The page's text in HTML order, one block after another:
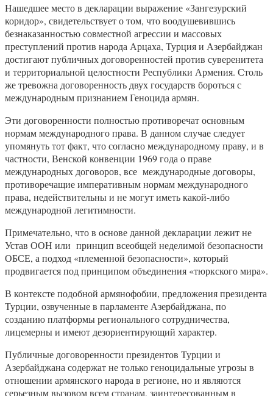
Нашедшее место в декларации выражение «Зангезурский
коридор», свидетельствует о том, что воодушевившись
безнаказанностью совместной агрессии и массовых
преступлений против народа Арцаха, Турция и Азербайджан
достигают публичных договоренностей против суверенитета
и территориальной целостности Республики Армения. Столь
же тревожна договоренность двух государств бороться с
международным признанием Геноцида армян.
Эти договоренности полностью противоречат основным
нормам международного права. В данном случае следует
упомянуть тот факт, что согласно международному праву, и в
частности, Венской конвенции 1969 года о праве
международных договоров, все международные договоры,
противоречащие императивным нормам международного
права, недействительны и не могут иметь какой-либо
международной легитимности.
Примечательно, что в основе данной декларации лежит не
Устав ООН или принцип всеобщей неделимой безопасности
ОБСЕ, а подход «племенной безопасности», который
продвигается под принципом объединения «тюркского мира».
В контексте подобной армянофобии, предложения президента
Турции, озвученные в парламенте Азербайджана, по
созданию платформы регионального сотрудничества,
лицемерны и имеют дезориентирующий характер.
Публичные договоренности президентов Турции и
Азербайджана содержат не только геноцидальные угрозы в
отношении армянского народа в регионе, но и являются
серьезным вызовом всем странам, заинтересованным в